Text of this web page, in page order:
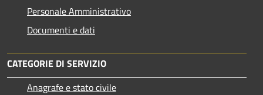
Personale Amministrativo
Documenti e dati
CATEGORIE DI SERVIZIO
Anagrafe e stato civile